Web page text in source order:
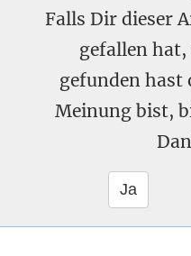
Falls Dir dieser
gefallen hat,
gefunden hast
Meinung bist,